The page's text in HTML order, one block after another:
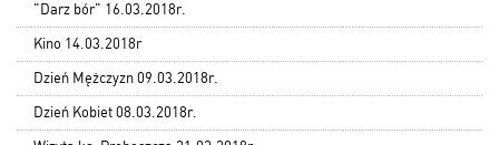
"Darz bór" 16.03.2018r.
Kino 14.03.2018r
Dzień Mężczyzn 09.03.2018r.
Dzień Kobiet 08.03.2018r.